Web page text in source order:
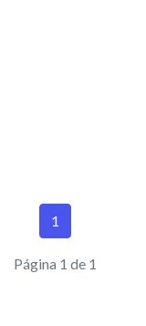
1
Página 1 de 1